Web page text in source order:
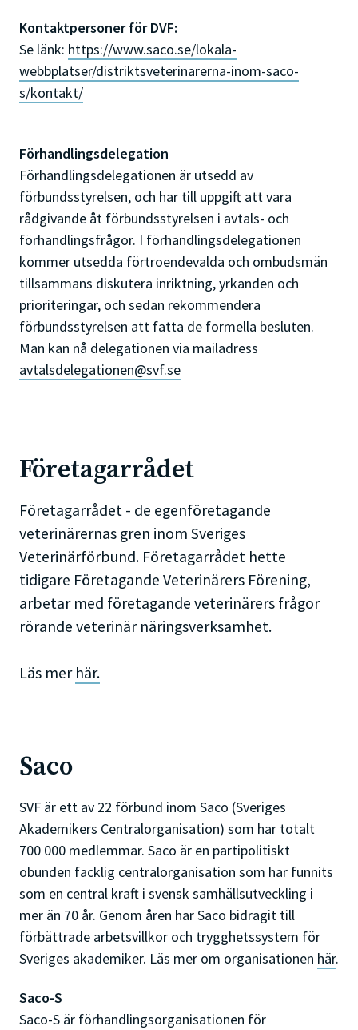
Kontaktpersoner för DVF:
Se länk: https://www.saco.se/lokala-
webbplatser/distriktsveterinarerna-inom-saco-
s/kontakt/
Förhandlingsdelegation
Förhandlingsdelegationen är utsedd av
förbundsstyrelsen, och har till uppgift att vara
rådgivande åt förbundsstyrelsen i avtals- och
förhandlingsfrågor. I förhandlingsdelegationen
kommer utsedda förtroendevalda och ombudsmän
tillsammans diskutera inriktning, yrkanden och
prioriteringar, och sedan rekommendera
förbundsstyrelsen att fatta de formella besluten.
Man kan nå delegationen via mailadress
avtalsdelegationen@svf.se
Företagarrådet
Företagarrådet - de egenföretagande
veterinärernas gren inom Sveriges
Veterinärförbund. Företagarrådet hette
tidigare Företagande Veterinärers Förening,
arbetar med företagande veterinärers frågor
rörande veterinär näringsverksamhet.
Läs mer här.
Saco
SVF är ett av 22 förbund inom Saco (Sveriges
Akademikers Centralorganisation) som har totalt
700 000 medlemmar. Saco är en partipolitiskt
obunden facklig centralorganisation som har funnits
som en central kraft i svensk samhällsutveckling i
mer än 70 år. Genom åren har Saco bidragit till
förbättrade arbetsvillkor och trygghetssystem för
Sveriges akademiker. Läs mer om organisationen här.
Saco-S
Saco-S är förhandlingsorganisationen för